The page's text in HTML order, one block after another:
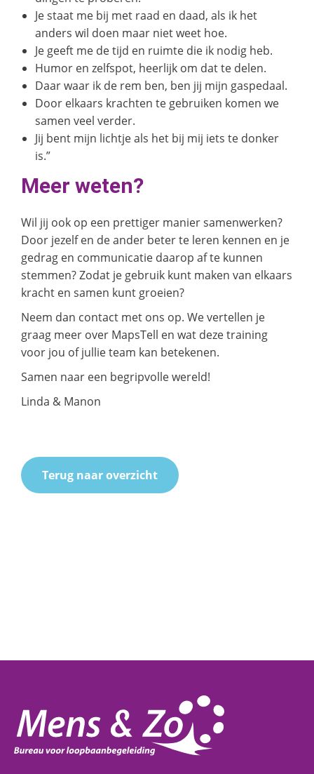
Je staat me bij met raad en daad, als ik het
anders wil doen maar niet weet hoe.
Je geeft me de tijd en ruimte die ik nodig heb.
Humor en zelfspot, heerlijk om dat te delen.
Daar waar ik de rem ben, ben jij mijn gaspedaal.
Door elkaars krachten te gebruiken komen we
samen veel verder.
Jij bent mijn lichtje als het bij mij iets te donker
is.”
Meer weten?
Wil jij ook op een prettiger manier samenwerken?
Door jezelf en de ander beter te leren kennen en je
gedrag en communicatie daarop af te kunnen
stemmen? Zodat je gebruik kunt maken van elkaars
kracht en samen kunt groeien?
Neem dan contact met ons op. We vertellen je
graag meer over MapsTell en wat deze training
voor jou of jullie team kan betekenen.
Samen naar een begripvolle wereld!
Linda & Manon
Terug naar overzicht